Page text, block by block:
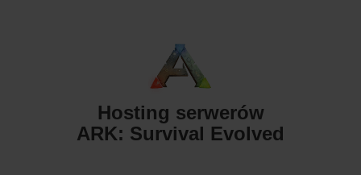
Hosting serwerów
ARK: Survival Evolved